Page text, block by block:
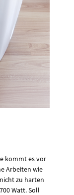
kommt es vor
Arbeiten wie
zu harten
Watt. Soll